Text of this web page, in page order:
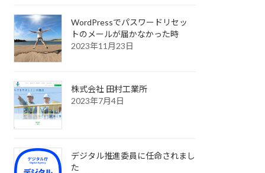
WordPressでパスワードリセッ
トのメールが届かなかった時
2023年11月23日
株式会社 田村工業所
2023年7月4日
デジタル推進委員に任命されまし
た